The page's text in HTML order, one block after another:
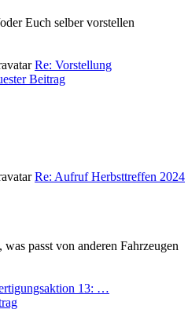
Euch selber vorstellen
Re: Vorstellung
Beitrag
Re: Aufruf Herbsttreffen 2024
passt von anderen Fahrzeugen
13: …